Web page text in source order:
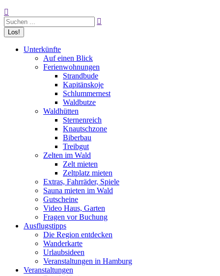
Search:
Unterkünfte
Auf einen Blick
Ferienwohnungen
Strandbude
Kapitänskoje
Schlummernest
Waldbutze
Waldhütten
Sternenreich
Knautschzone
Biberbau
Treibgut
Zelten im Wald
Zelt mieten
Zeltplatz mieten
Extras, Fahrräder, Spiele
Sauna mieten im Wald
Gutscheine
Video Haus, Garten
Fragen vor Buchung
Ausflugstipps
Die Region entdecken
Wanderkarte
Urlaubsideen
Veranstaltungen in Hamburg
Veranstaltungen